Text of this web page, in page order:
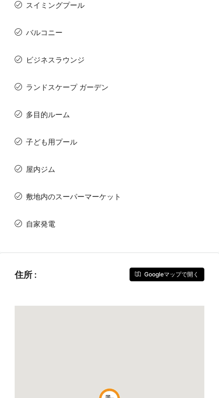
スイミングプール
バルコニー
ビジネスラウンジ
ランドスケープ ガーデン
多目的ルーム
子ども用プール
屋内ジム
敷地内のスーパーマーケット
自家発電
住所 : Googleマップで開く